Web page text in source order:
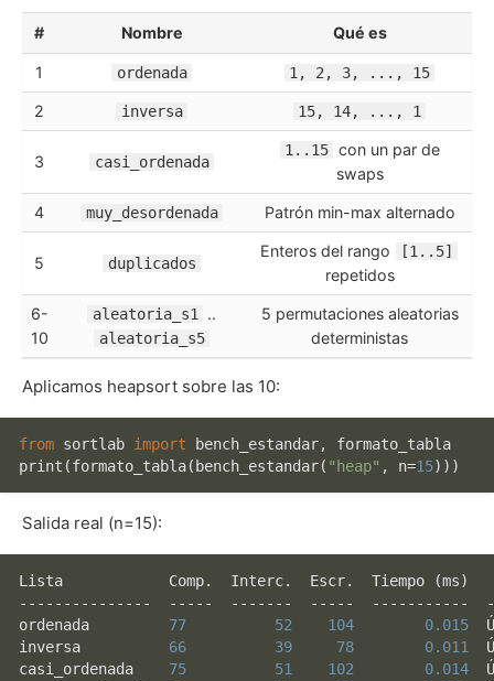
# Nombre Qué es
1 ordenada 1, 2, 3, ..., 15
2 inversa 15, 14, ..., 1
3 casi_ordenada
1..15 con un par de
swaps
4 muy_desordenada Patrón min-max alternado
5 duplicados
Enteros del rango [1..5]
repetidos
6-
10
aleatoria_s1 ..
aleatoria_s5
5 permutaciones aleatorias
deterministas
Aplicamos heapsort sobre las 10:
from sortlab import
print (formato_tabla(bench_estandar( "heap" , n=15
Salida real (n=15):
Lista            Comp.  Interc.  Escr.  Tiempo (ms)
---------------  -----  -------  -----  -----------
ordenada 77 52 104 0.015
inversa 66 39 78 0.011
casi_ordenada 75 51 102 0.014